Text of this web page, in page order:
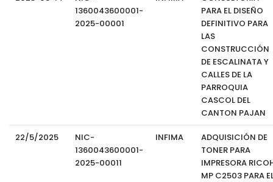
1360043600001-
2025-00001
PARA EL DISEÑO
DEFINITIVO PARA
LAS
CONSTRUCCIÓN
DE ESCALINATA Y
CALLES DE LA
PARROQUIA
CASCOL DEL
CANTON PAJAN
22/5/2025
NIC-
1360043600001-
2025-00011
INFIMA
ADQUISICIÓN DE
TONER PARA
IMPRESORA
MP C2503 PARA